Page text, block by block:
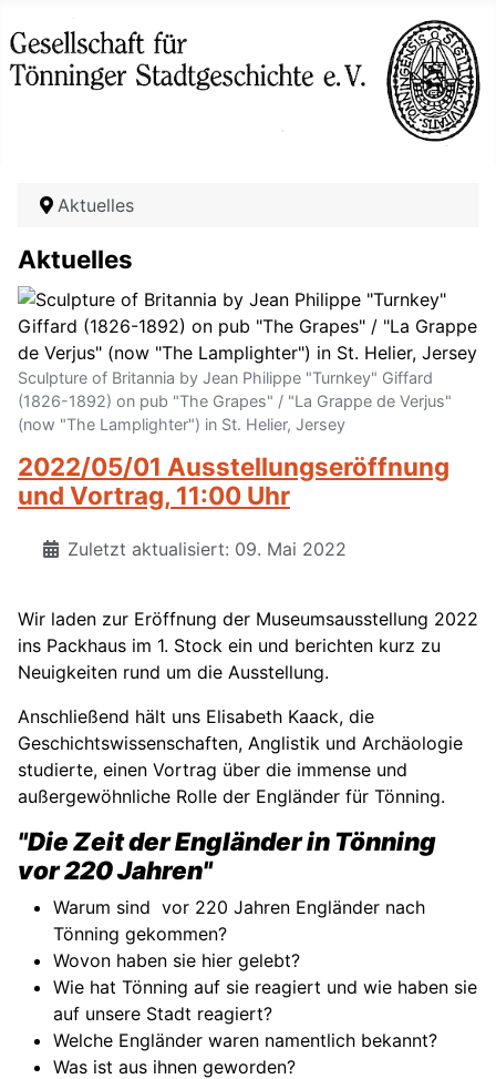
Aktuelles
Aktuelles
Sculpture of Britannia by Jean Philippe "Turnkey" Giffard
(1826-1892) on pub "The Grapes" / "La Grappe de Verjus"
(now "The Lamplighter") in St. Helier, Jersey
2022/05/01 Ausstellungseröffnung
und Vortrag, 11:00 Uhr
Zuletzt aktualisiert: 09. Mai 2022
Wir laden zur Eröffnung der Museumsausstellung 2022
ins Packhaus im 1. Stock ein und berichten kurz zu
Neuigkeiten rund um die Ausstellung.
Anschließend hält uns Elisabeth Kaack, die
Geschichtswissenschaften, Anglistik und Archäologie
studierte, einen Vortrag über die immense und
außergewöhnliche Rolle der Engländer für Tönning.
"Die Zeit der Engländer in Tönning
vor 220 Jahren"
Warum sind vor 220 Jahren Engländer nach
Tönning gekommen?
Wovon haben sie hier gelebt?
Wie hat Tönning auf sie reagiert und wie haben sie
auf unsere Stadt reagiert?
Welche Engländer waren namentlich bekannt?
Was ist aus ihnen geworden?